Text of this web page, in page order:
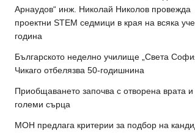
Арнаудов“ инж. Николай Николов провежда
проектни STEM седмици в края на всяка
година
Българското неделно училище „Света
Чикаго отбелязва 50-годишнина
Приобщаването започва с отворена врата и
големи сърца
МОН предлага критерии за подбор на